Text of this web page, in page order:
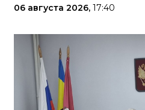
06 августа 2026, 17:40